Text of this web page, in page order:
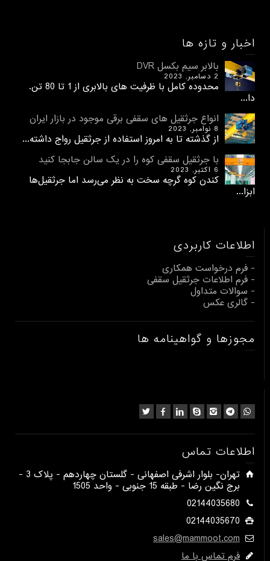
اخبار و تازه ها
بالابر سیم بکسل DVR
2 دسامبر, 2023
محدوده کامل با ظرفیت های بالابری از 1 تا 80 تن.
دا...
انواع جرثقیل های سقفی برقی موجود در بازار ایران
8 نوامبر, 2023
از گذشته تا به امروز استفاده از جرثقیل رواج داشته...
با جرثقیل سقفی کوه را در یک سالن جابجا کنید
6 اکتبر, 2023
کندن کوه گرچه سخت به نظر می‌رسد اما جرثقیل‌ها
ابزا...
اطلاعات کاربردی
- فرم درخواست همکاری
- فرم اطلاعات جرثقیل سقفی
- سوالات متداول
- گالری عکس
مجوزها و گواهینامه ها
اطلاعات تماس
​تهران- بلوار اشرفی اصفهانی - گلستان چهاردهم - پلاک 3 -
برج نگین رضا - طبقه 15 جنوبی - واحد 1505​
02144035680
02144035670
sales@mammoot.com
فرم تماس با ما